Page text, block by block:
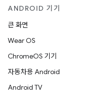
ANDROID 기기
큰 화면
Wear OS
ChromeOS 기기
자동차용 Android
Android TV